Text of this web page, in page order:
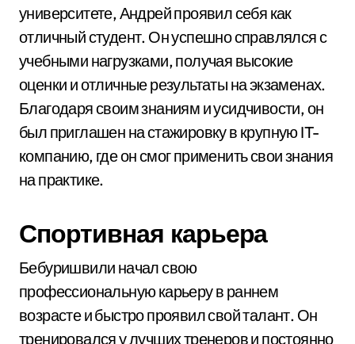
университете, Андрей проявил себя как
отличный студент. Он успешно справлялся с
учебными нагрузками, получая высокие
оценки и отличные результаты на экзаменах.
Благодаря своим знаниям и усидчивости, он
был приглашен на стажировку в крупную IT-
компанию, где он смог применить свои знания
на практике.
Спортивная карьера
Бебуришвили начал свою
профессиональную карьеру в раннем
возрасте и быстро проявил свой талант. Он
тренировался у лучших тренеров и постоянно